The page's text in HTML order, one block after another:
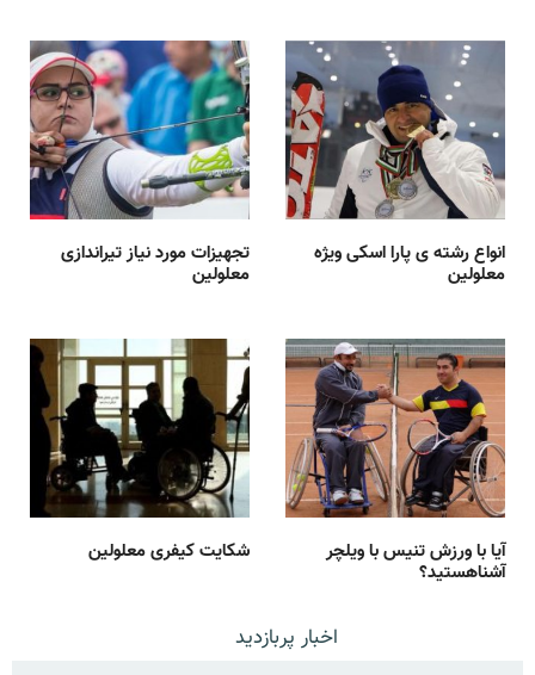
تجهیزات مورد نیاز تیراندازی
معلولین
انواع رشته ی پارا اسکی ویژه
معلولین
شکایت کیفری معلولین آیا با ورزش تنیس با ویلچر
آشناهستید؟
اخبار پربازدید